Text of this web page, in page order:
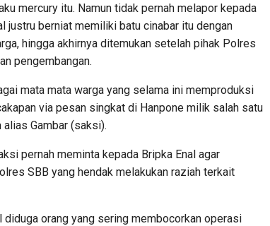
mercury itu. Namun tidak pernah melapor kepada
justru berniat memiliki batu cinabar itu dengan
hingga akhirnya ditemukan setelah pihak Polres
pengembangan.
mata mata warga yang selama ini memproduksi
via pesan singkat di Hanpone milik salah satu
Gambar (saksi).
pernah meminta kepada Bripka Enal agar
SBB yang hendak melakukan raziah terkait
orang yang sering membocorkan operasi